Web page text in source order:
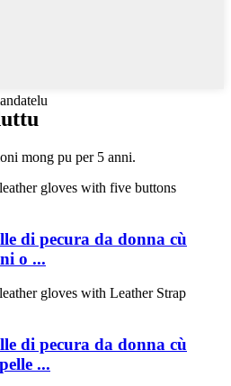
mong pu per 5 anni.
di pecura da donna cù
o ...
di pecura da donna cù
...